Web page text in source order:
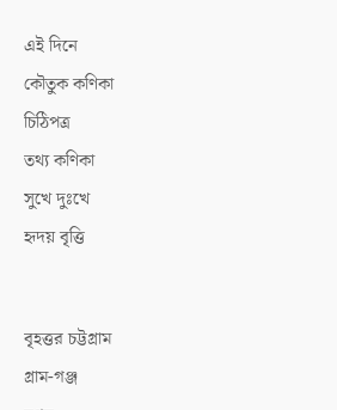
এই দিনে
কৌতুক কণিকা
চিঠিপত্র
তথ্য কণিকা
সুখে দুঃখে
হৃদয় বৃত্তি
বৃহত্তর চট্টগ্রাম
গ্রাম-গঞ্জ